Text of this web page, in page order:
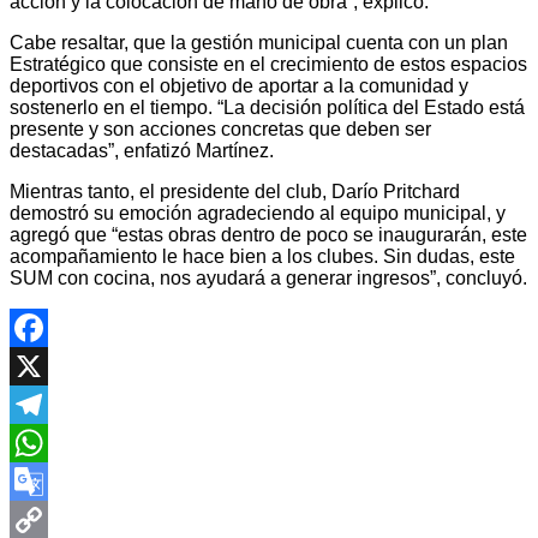
Cabe resaltar, que la gestión municipal cuenta con un plan
Estratégico que consiste en el crecimiento de estos espacios
deportivos con el objetivo de aportar a la comunidad y
sostenerlo en el tiempo. “La decisión política del Estado está
presente y son acciones concretas que deben ser
destacadas”, enfatizó Martínez.
Mientras tanto, el presidente del club, Darío Pritchard
demostró su emoción agradeciendo al equipo municipal, y
agregó que “estas obras dentro de poco se inaugurarán, este
acompañamiento le hace bien a los clubes. Sin dudas, este
SUM con cocina, nos ayudará a generar ingresos”, concluyó.
Facebook
X
Telegram
WhatsApp
Google